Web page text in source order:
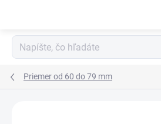
Priemer od 60 do 79 mm